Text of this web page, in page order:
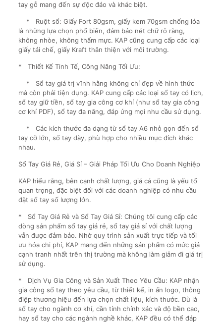
tay gỗ mang đến sự độc đáo và khác biệt.
* Ruột sổ: Giấy Fort 80gsm, giấy kem 70gsm chống lóa
là những lựa chọn phổ biến, đảm bảo nét chữ rõ ràng,
không nhòe, không thấm mực. KAP cũng cung cấp các loại
giấy tái chế, giấy Kraft thân thiện với môi trường.
* Thiết Kế Tinh Tế, Công Năng Tối Ưu:
* Sổ tay giá trị vĩnh hằng không chỉ đẹp về hình thức
mà còn phải tiện dụng. KAP cung cấp các loại sổ tay có lịch,
sổ tay giữ tiền, sổ tay gia công cơ khí (như sổ tay gia công
cơ khí PDF), sổ tay đa năng, đáp ứng mọi nhu cầu sử dụng.
* Các kích thước đa dạng từ sổ tay A6 nhỏ gọn đến sổ
tay cỡ lớn, sổ tay dày, phù hợp cho nhiều mục đích khác
nhau.
Sổ Tay Giá Rẻ, Giá Sỉ – Giải Pháp Tối Ưu Cho Doanh Nghiệp
KAP hiểu rằng, bên cạnh chất lượng, giá cả cũng là yếu tố
quan trọng, đặc biệt đối với các doanh nghiệp có nhu cầu
đặt sổ tay số lượng lớn.
* Sổ Tay Giá Rẻ và Sổ Tay Giá Sỉ: Chúng tôi cung cấp các
dòng sản phẩm sổ tay giá rẻ, sổ tay giá sỉ với chất lượng
vẫn được đảm bảo. Nhờ quy trình sản xuất trực tiếp và tối
ưu hóa chi phí, KAP mang đến những sản phẩm có mức giá
cạnh tranh nhất trên thị trường mà không làm giảm đi giá trị
sử dụng.
* Dịch Vụ Gia Công và Sản Xuất Theo Yêu Cầu: KAP nhận
gia công sổ tay theo yêu cầu, từ thiết kế, in ấn logo, thông
điệp thương hiệu đến lựa chọn chất liệu, kích thước. Dù là
sổ tay cho ngành cơ khí, cần tính chính xác và độ bền cao,
hay sổ tay cho các ngành nghề khác, KAP đều có thể đáp